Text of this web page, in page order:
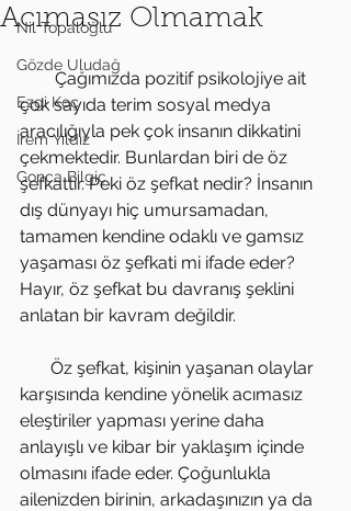
Nil Topaloğlu
Gözde Uludağ
Ezgi Koç
İrem Yıldız
Gonca Bilgiç
Acımasız Olmamak
çok sayıda terim sosyal medya
aracılığıyla pek çok insanın dikkatini
çekmektedir. Bunlardan biri de öz
şefkattir. Peki öz şefkat nedir? İnsanın
dış dünyayı hiç umursamadan,
tamamen kendine odaklı ve gamsız
yaşaması öz şefkati mi ifade eder?
Hayır, öz şefkat bu davranış şeklini
anlatan bir kavram değildir.
karşısında kendine yönelik acımasız
eleştiriler yapması yerine daha
anlayışlı ve kibar bir yaklaşım içinde
olmasını ifade eder. Çoğunlukla
ailenizden birinin, arkadaşınızın ya da